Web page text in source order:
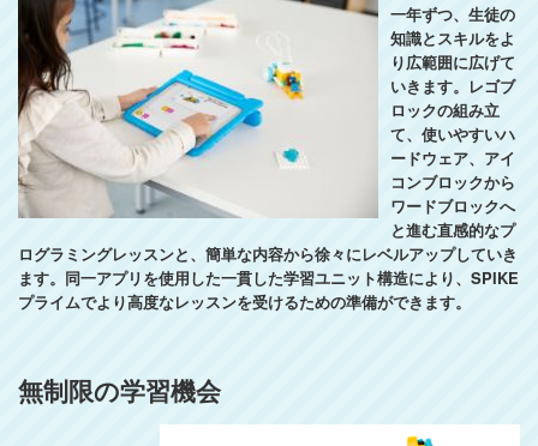
一年ずつ、生徒の
知識とスキルをよ
り広範囲に広げて
いきます。レゴブ
ロックの組み立
て、使いやすいハ
ードウェア、アイ
コンブロックから
ワードブロックへ
と進む直感的なプ
ログラミングレッスンと、簡単な内容から徐々にレベルアップしていき
ます。同一アプリを使用した一貫した学習ユニット構造により、SPIKE
プライムでより高度なレッスンを受けるための準備ができます。
無制限の学習機会